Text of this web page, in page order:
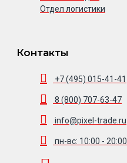
Отдел логистики
Контакты
+7 (495) 015-41-41
8 (800) 707-63-47
info@pixel-trade.ru
пн-вс: 10:00 - 20:00